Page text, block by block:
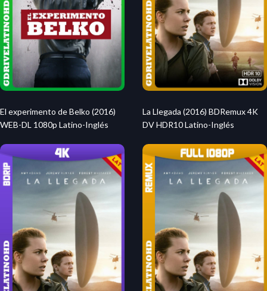
El experimento de Belko (2016)
WEB-DL 1080p Latino-Inglés
La Llegada (2016) BDRemux 4K
DV HDR10 Latino-Inglés